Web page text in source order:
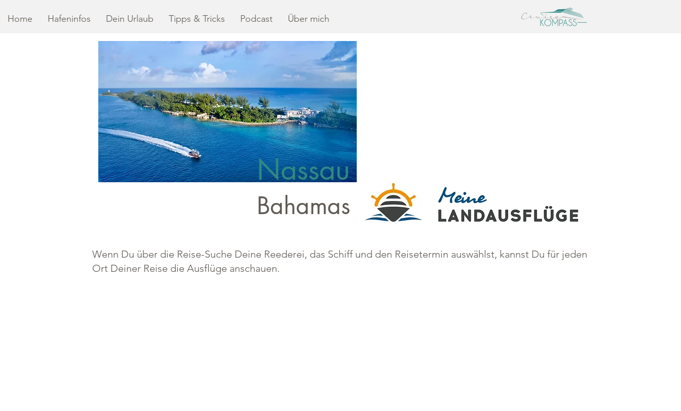
Home Hafeninfos Dein Urlaub Tipps & Tricks Podcast Über mich
Nassau
Bahamas
Wenn Du über die Reise-Suche Deine Reederei, das Schiff und den Reisetermin auswählst, kannst Du für jeden
Ort Deiner Reise die Ausflüge anschauen.